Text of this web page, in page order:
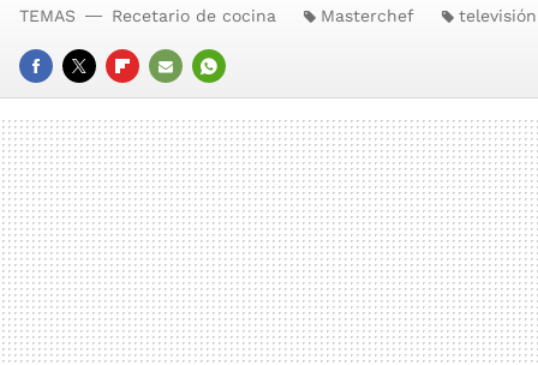
FACEBOOK
TWITTERFLIPBOARD
E-
MAIL
WHATSAPP
TEMAS Recetario de cocina Masterchef televisión